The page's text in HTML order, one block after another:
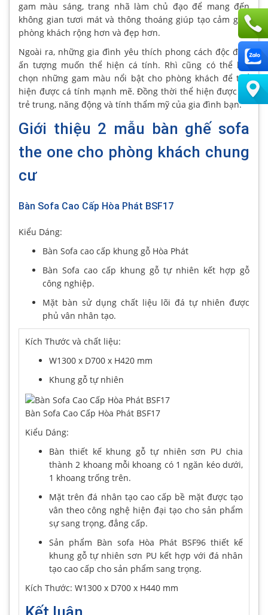
gam màu sáng, trang nhã làm chủ đạo để mang đến
không gian tươi mát và thông thoáng giúp tạo cảm giác
phòng khách rộng hơn và đẹp hơn.
Ngoài ra, những gia đình yêu thích phong cách độc đáo,
ấn tượng muốn thể hiện cá tính. Rhì cũng có thể lựa
chọn những gam màu nổi bật cho phòng khách để thể
hiện được cá tính mạnh mẽ. Đồng thời thể hiện được sự
trẻ trung, năng động và tính thẩm mỹ của gia đình bạn.
Giới thiệu 2 mẫu bàn ghế sofa
the one cho phòng khách chung
cư
Bàn Sofa Cao Cấp Hòa Phát BSF17
Kiểu Dáng:
Bàn Sofa cao cấp khung gỗ Hòa Phát
Bàn Sofa cao cấp khung gỗ tự nhiên kết hợp gỗ
công nghiệp.
Mặt bàn sử dụng chất liệu lõi đá tự nhiên được
phủ vân nhân tạo.
Kích Thước và chất liệu:
W1300 x D700 x H420 mm
Khung gỗ tự nhiên
Bàn Sofa Cao Cấp Hòa Phát BSF17
Kiểu Dáng:
Bàn thiết kế khung gỗ tự nhiên sơn PU chia
thành 2 khoang mỗi khoang có 1 ngăn kéo dưới,
1 khoang trống trên.
Mặt trên đá nhân tạo cao cấp bề mặt được tạo
vân theo công nghệ hiện đại tạo cho sản phẩm
sự sang trọng, đẳng cấp.
Sản phẩm Bàn sofa Hòa Phát BSF96 thiết kế
khung gỗ tự nhiên sơn PU kết hợp với đá nhân
tạo cao cấp cho sản phẩm sang trọng.
Kích Thước: W1300 x D700 x H440 mm